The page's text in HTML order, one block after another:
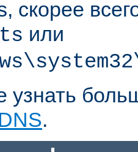
скорее
или
узнать
.